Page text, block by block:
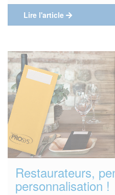
Lire l'article
Restaurateurs,
personnalisation !